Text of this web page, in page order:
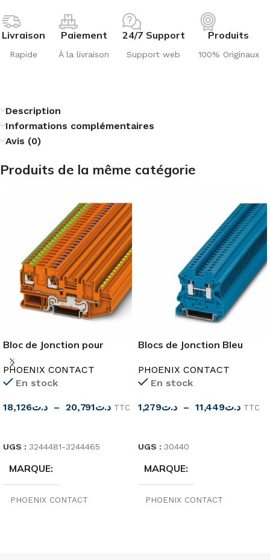
Livraison
Rapide
Paiement
À la livraison
24/7 Support
Support web
Produits
100% Originaux
Description
Informations complémentaires
Avis (0)
Produits de la même catégorie
Bloc de Jonction pour
Capteurs/Actionneurs
PHOENIX CONTACT
En stock
د.ت18,126 – د.ت20,791
TTC
UGS : 3244481-3244465
MARQUE
PHOENIX CONTACT
Blocs de Jonction Bleu
PHOENIX CONTACT
En stock
د.ت1,279 – د.ت11,449
TTC
UGS : 30440
MARQUE
PHOENIX CONTACT